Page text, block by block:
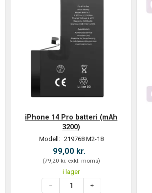
iPhone 14 Pro batteri (mAh
3200)
Modell: 219768 M2-18
99,00 kr.
(79,20 kr. exkl. moms)
i lager